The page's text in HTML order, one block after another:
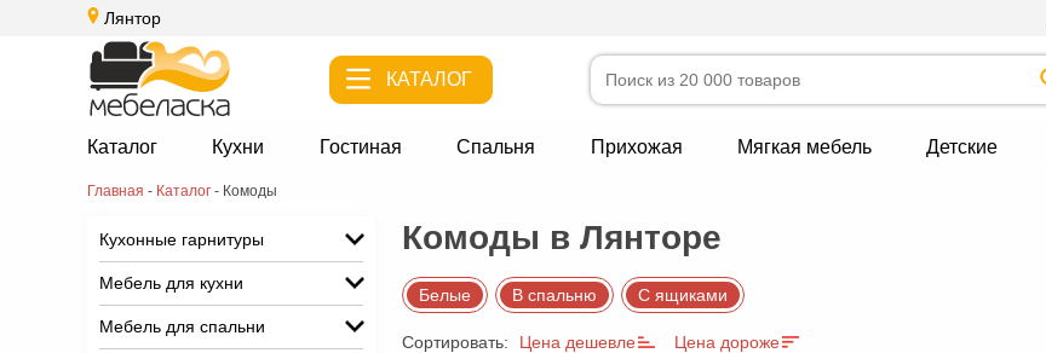
Лянтор
КАТАЛОГ
Каталог Кухни Гостиная Спальня Прихожая Мягкая мебель Детские
Главная - Каталог - Комоды
Кухонные гарнитуры
Мебель для кухни
Мебель для спальни
Комоды в Лянторе
Белые В спальню С ящиками
Сортировать: Цена дешевле Цена дороже